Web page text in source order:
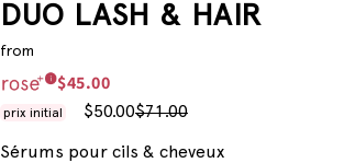
DUO LASH & HAIR
from
$45.00
$50.00$71.00
Sérums pour cils & cheveux